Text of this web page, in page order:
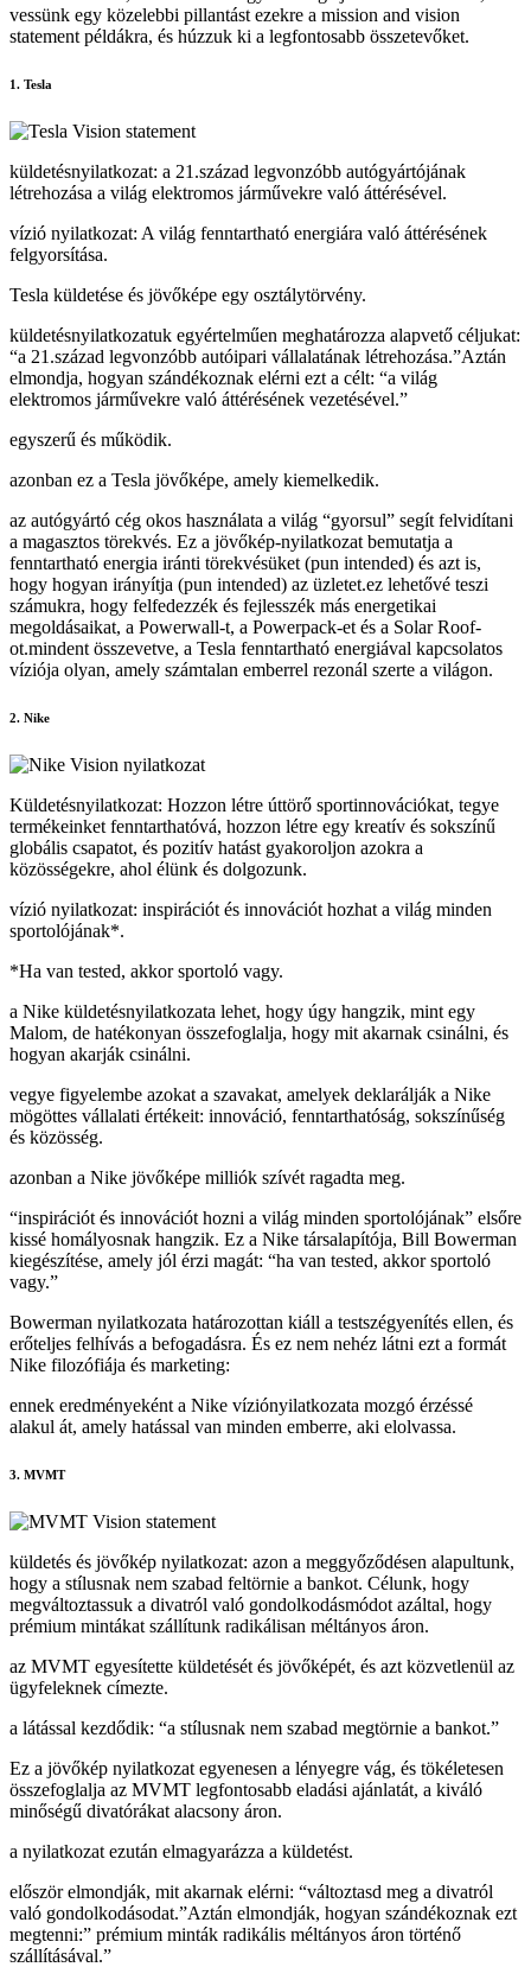
vessünk egy közelebbi pillantást ezekre a mission and vision
statement példákra, és húzzuk ki a legfontosabb összetevőket.
1. Tesla
küldetésnyilatkozat: a 21.század legvonzóbb autógyártójának
létrehozása a világ elektromos járművekre való áttérésével.
vízió nyilatkozat: A világ fenntartható energiára való áttérésének
felgyorsítása.
Tesla küldetése és jövőképe egy osztálytörvény.
küldetésnyilatkozatuk egyértelműen meghatározza alapvető céljukat:
“a 21.század legvonzóbb autóipari vállalatának létrehozása.”Aztán
elmondja, hogyan szándékoznak elérni ezt a célt: “a világ
elektromos járművekre való áttérésének vezetésével.”
egyszerű és működik.
azonban ez a Tesla jövőképe, amely kiemelkedik.
az autógyártó cég okos használata a világ “gyorsul” segít felvidítani
a magasztos törekvés. Ez a jövőkép-nyilatkozat bemutatja a
fenntartható energia iránti törekvésüket (pun intended) és azt is,
hogy hogyan irányítja (pun intended) az üzletet.ez lehetővé teszi
számukra, hogy felfedezzék és fejlesszék más energetikai
megoldásaikat, a Powerwall-t, a Powerpack-et és a Solar Roof-
ot.mindent összevetve, a Tesla fenntartható energiával kapcsolatos
víziója olyan, amely számtalan emberrel rezonál szerte a világon.
2. Nike
Küldetésnyilatkozat: Hozzon létre úttörő sportinnovációkat, tegye
termékeinket fenntarthatóvá, hozzon létre egy kreatív és sokszínű
globális csapatot, és pozitív hatást gyakoroljon azokra a
közösségekre, ahol élünk és dolgozunk.
vízió nyilatkozat: inspirációt és innovációt hozhat a világ minden
sportolójának*.
*Ha van tested, akkor sportoló vagy.
a Nike küldetésnyilatkozata lehet, hogy úgy hangzik, mint egy
Malom, de hatékonyan összefoglalja, hogy mit akarnak csinálni, és
hogyan akarják csinálni.
vegye figyelembe azokat a szavakat, amelyek deklarálják a Nike
mögöttes vállalati értékeit: innováció, fenntarthatóság, sokszínűség
és közösség.
azonban a Nike jövőképe milliók szívét ragadta meg.
“inspirációt és innovációt hozni a világ minden sportolójának” elsőre
kissé homályosnak hangzik. Ez a Nike társalapítója, Bill Bowerman
kiegészítése, amely jól érzi magát: “ha van tested, akkor sportoló
vagy.”
Bowerman nyilatkozata határozottan kiáll a testszégyenítés ellen, és
erőteljes felhívás a befogadásra. És ez nem nehéz látni ezt a formát
Nike filozófiája és marketing:
ennek eredményeként a Nike víziónyilatkozata mozgó érzéssé
alakul át, amely hatással van minden emberre, aki elolvassa.
3. MVMT
küldetés és jövőkép nyilatkozat: azon a meggyőződésen alapultunk,
hogy a stílusnak nem szabad feltörnie a bankot. Célunk, hogy
megváltoztassuk a divatról való gondolkodásmódot azáltal, hogy
prémium mintákat szállítunk radikálisan méltányos áron.
az MVMT egyesítette küldetését és jövőképét, és azt közvetlenül az
ügyfeleknek címezte.
a látással kezdődik: “a stílusnak nem szabad megtörnie a bankot.”
Ez a jövőkép nyilatkozat egyenesen a lényegre vág, és tökéletesen
összefoglalja az MVMT legfontosabb eladási ajánlatát, a kiváló
minőségű divatórákat alacsony áron.
a nyilatkozat ezután elmagyarázza a küldetést.
először elmondják, mit akarnak elérni: “változtasd meg a divatról
való gondolkodásodat.”Aztán elmondják, hogyan szándékoznak ezt
megtenni:” prémium minták radikális méltányos áron történő
szállításával.”